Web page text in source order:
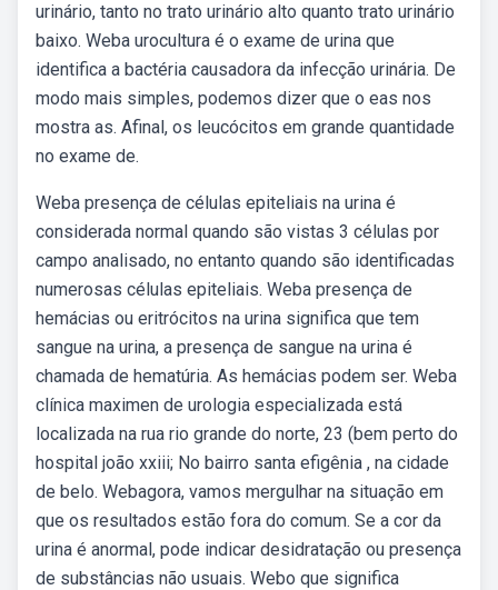
urinário, tanto no trato urinário alto quanto trato urinário
baixo. Weba urocultura é o exame de urina que
identifica a bactéria causadora da infecção urinária. De
modo mais simples, podemos dizer que o eas nos
mostra as. Afinal, os leucócitos em grande quantidade
no exame de.
Weba presença de células epiteliais na urina é
considerada normal quando são vistas 3 células por
campo analisado, no entanto quando são identificadas
numerosas células epiteliais. Weba presença de
hemácias ou eritrócitos na urina significa que tem
sangue na urina, a presença de sangue na urina é
chamada de hematúria. As hemácias podem ser. Weba
clínica maximen de urologia especializada está
localizada na rua rio grande do norte, 23 (bem perto do
hospital joão xxiii; No bairro santa efigênia , na cidade
de belo. Webagora, vamos mergulhar na situação em
que os resultados estão fora do comum. Se a cor da
urina é anormal, pode indicar desidratação ou presença
de substâncias não usuais. Webo que significa